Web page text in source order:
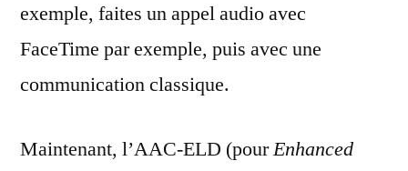
exemple, faites un appel audio avec
FaceTime par exemple, puis avec une
communication classique.
Maintenant, l’AAC-ELD (pourEnhanced